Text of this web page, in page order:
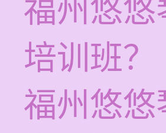
福州悠
培训班？
福州悠